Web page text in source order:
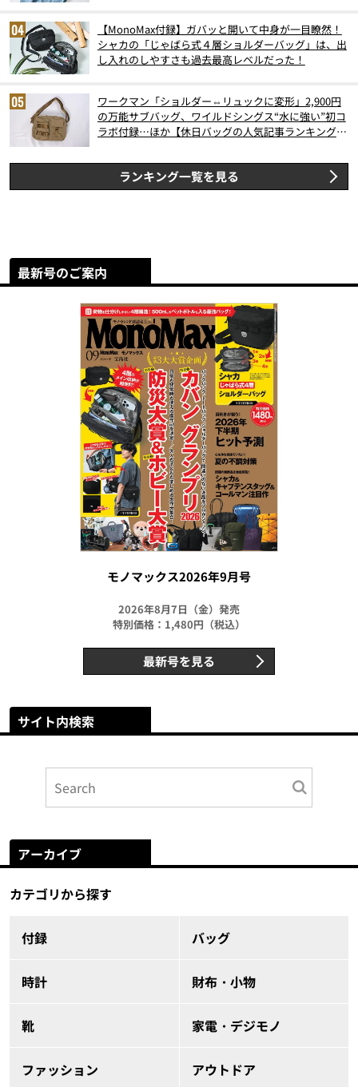
【MonoMax付録】ガバッと開いて中身が一目瞭然！
シャカの「じゃばら式４層ショルダーバッグ」は、出
し入れのしやすさも過去最高レベルだった！
ワークマン「ショルダー⇔リュックに変形」2,900円
の万能サブバッグ、ワイルドシングス“水に強い”初コ
ラボ付録…ほか【休日バッグの人気記事ランキングベ
ランキング一覧を見る
最新号のご案内
モノマックス2026年9月号
2026年8月7日（金）発売
特別価格：1,480円（税込）
最新号を見る
サイト内検索
アーカイブ
カテゴリから探す
付録 バッグ
時計 財布・小物
靴 家電・デジモノ
ファッション アウトドア